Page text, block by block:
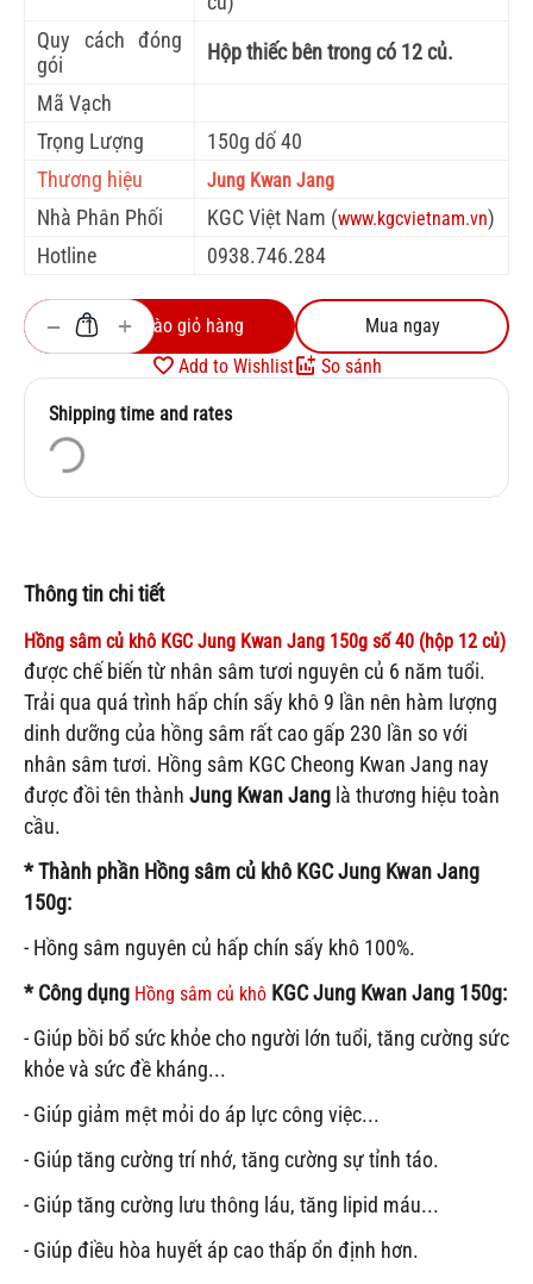
Quy cách đóng
gói
Hộp thiếc bên trong có 12 củ.
Mã Vạch
Trọng Lượng
150g dố 40
Thương hiệu
Jung Kwan Jang
Nhà Phân Phối KGC Việt Nam (www.kgcvietnam.vn)
Hotline
0938.746.284
+
− Thêm vào giỏ hàng
Mua ngay
Add to Wishlist
So sánh
Shipping time and rates
Thông tin chi tiết
Hồng sâm củ khô KGC Jung Kwan Jang 150g số 40 (hộp 12 củ)
được chế biến từ nhân sâm tươi nguyên củ 6 năm tuổi.
Trải qua quá trình hấp chín sấy khô 9 lần nên hàm lượng
dinh dưỡng của hồng sâm rất cao gấp 230 lần so với
nhân sâm tươi. Hồng sâm KGC Cheong Kwan Jang nay
được đồi tên thành Jung Kwan Jang là thương hiệu toàn
cầu.
* Thành phần Hồng sâm củ khô KGC Jung Kwan Jang
150g:
- Hồng sâm nguyên củ hấp chín sấy khô 100%.
* Công dụng Hồng sâm củ khô KGC Jung Kwan Jang 150g:
- Giúp bồi bổ sức khỏe cho người lớn tuổi, tăng cường sức
khỏe và sức đề kháng...
- Giúp giảm mệt mỏi do áp lực công việc...
- Giúp tăng cường trí nhớ, tăng cường sự tỉnh táo.
- Giúp tăng cường lưu thông láu, tăng lipid máu...
- Giúp điều hòa huyết áp cao thấp ổn định hơn.